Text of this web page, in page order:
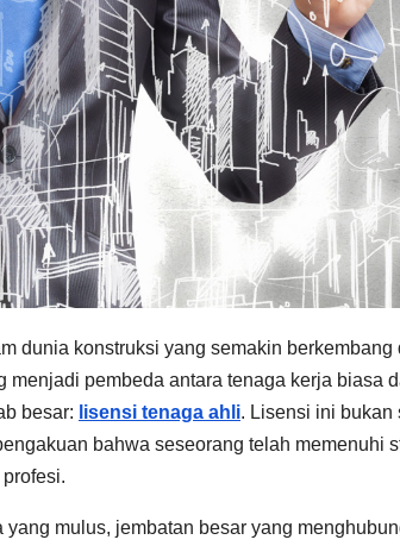
dunia konstruksi yang semakin berkembang
menjadi pembeda antara tenaga kerja biasa
besar: lisensi tenaga ahli. Lisensi ini bukan
bahwa seseorang telah memenuhi
mulus, jembatan besar yang